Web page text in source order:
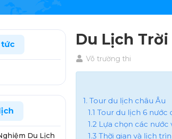
Du Lịch
Võ trường thi
1. Tour du lịch châu Âu
1.1 Tour du lịch 6
1.2 Lựa chọn các
1.3 Thời gian và lịch
tức
Du Lịch